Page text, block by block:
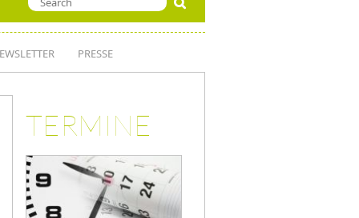
PRESSE
TERMINE